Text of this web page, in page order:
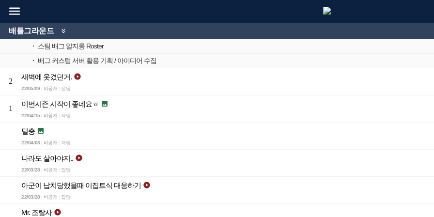

배틀그라운드

· 스팀 배그 알지롱 Roster
· 배그 커스텀 서버 활용 기획 / 아이디어 수집
2
새벽에 웃겼던거. 
22/05/09 비공개 잡담
1
이번시즌 시작이 좋네요ㅎ 
22/04/15| 비공개 자랑
딜충 
22/04/03 비공개 자랑
나라도 살아야지.. 
22/03/28 비공개 잡담
아군이 납치당했을때 이집트식 대응하기 
22/03/28 비공개 잡담
Mr. 조랄사 